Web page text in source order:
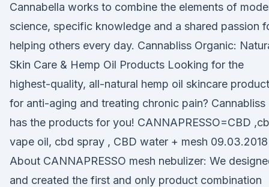
Cannabella works to combine the elements of
science, specific knowledge and a shared passion
helping others every day. Cannabliss Organic:
Skin Care & Hemp Oil Products Looking for the
highest-quality, all-natural hemp oil skincare
for anti-aging and treating chronic pain? Cannabliss
has the products for you! CANNAPRESSO=CBD
vape oil, cbd spray , CBD water + mesh 09.03.2018
About CANNAPRESSO mesh nebulizer: We
and created the first and only product combination